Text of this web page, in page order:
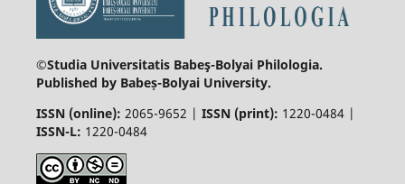
©Studia Universitatis Babeş-Bolyai Philologia.
Published by Babeș-Bolyai University.
ISSN (online): 2065-9652 | ISSN (print): 1220-0484 |
ISSN-L: 1220-0484